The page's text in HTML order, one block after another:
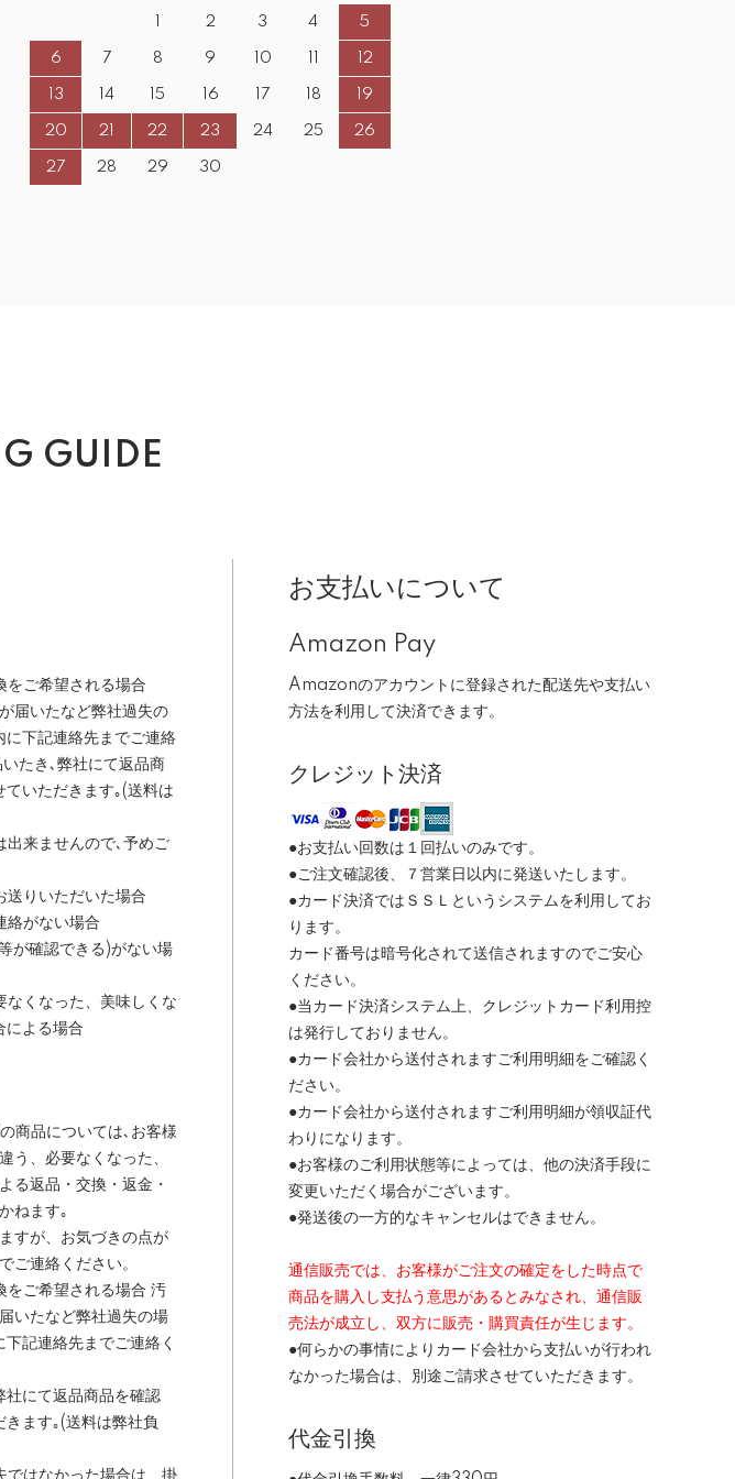
2 3 4 5
6 7 8 9 10 12
13 14 15 16 17 18 19
20 21 22 23 24 25 26
27 28 29 30
GUIDE
をご希望される場合
届いたなど弊社過失の
に下記連絡先までご連絡
たき､弊社にて返品商
いただきます｡(送料は
出来ませんので､予めご
送りいただいた場合
絡がない場合
が確認できる)がない場
なくなった、美味しくな
による場合
商品については､お客様
う、必要なくなった、
る返品・交換・返金・
ねます｡
すが、お気づきの点が
ご連絡ください。
をご希望される場合 汚
いたなど弊社過失の場
記連絡先までご連絡く
社にて返品商品を確認
ます｡(送料は弊社負
お支払いについて
Amazon Pay
Amazonのアカウントに登録された配送先や支払い
方法を利用して決済できます。
クレジット決済
●お支払い回数は１回払いのみです。
●ご注文確認後、７営業日以内に発送いたします。
●カード決済ではＳＳＬというシステムを利用してお
ります。
カード番号は暗号化されて送信されますのでご安心
ください。
●当カード決済システム上、クレジットカード利用控
は発行しておりません。
●カード会社から送付されますご利用明細をご確認く
ださい。
●カード会社から送付されますご利用明細が領収証代
わりになります。
●お客様のご利用状態等によっては、他の決済手段に
変更いただく場合がございます。
●発送後の一方的なキャンセルはできません。
通信販売では、お客様がご注文の確定をした時点で
商品を購入し支払う意思があるとみなされ、通信販
売法が成立し、双方に販売・購買責任が生じます。
●何らかの事情によりカード会社から支払いが行われ
なかった場合は、別途ご請求させていただきます。
代金引換